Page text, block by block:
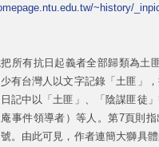
~history/
所有抗日起義者全部歸類為土
有台灣人以文字記錄「土匪」
記中以「土匪」、「陰謀匪徒
事件領導者）等人。第7頁則
。由此可見，作者連簡大獅具